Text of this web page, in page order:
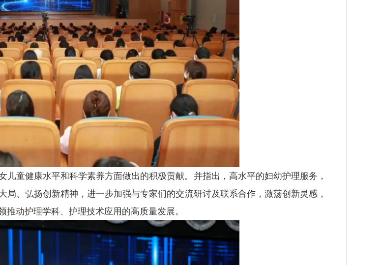
童健康水平和科学素养方面做出的积极贡献。并指出，高水平的妇幼护理服务，
、弘扬创新精神，进一步加强与专家们的交流研讨及联系合作，激荡创新灵感，
动护理学科、护理技术应用的高质量发展。